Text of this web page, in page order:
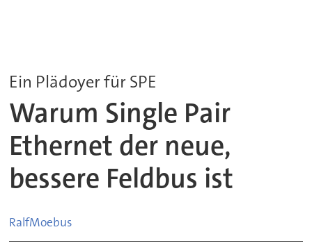
Ein Plädoyer für SPE
Warum Single Pair
Ethernet der neue,
bessere Feldbus ist
RalfMoebus